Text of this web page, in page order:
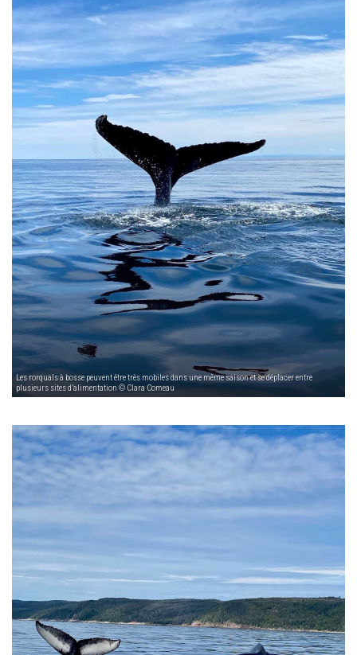
Les rorquals à bosse peuvent être très mobiles dans une même saison et se déplacer entre
plusieurs sites d’alimentation © Clara Comeau